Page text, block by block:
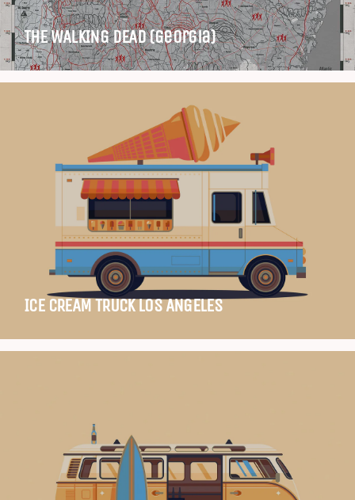
THE WALKING DEAD (Georgia)
ICE CREAM TRUCK LOS ANGELES